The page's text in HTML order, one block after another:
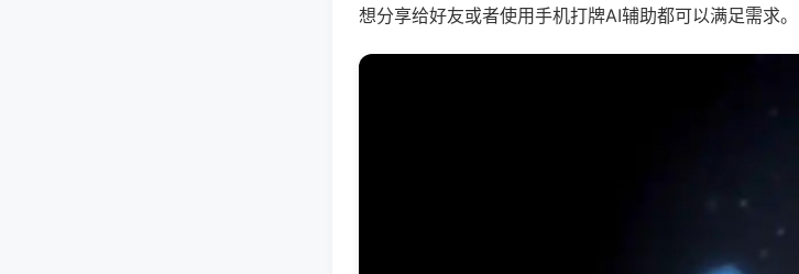
想分享给好友或者使用手机打牌AI辅助都可以满足需求。